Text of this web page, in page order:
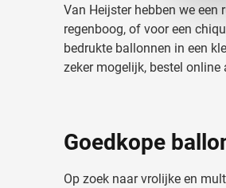
Van Heijster hebben we
regenboog, of voor een
bedrukte ballonnen in een
zeker mogelijk, bestel
Goedkope
Op zoek naar vrolijke en